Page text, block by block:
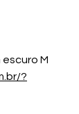
M
?